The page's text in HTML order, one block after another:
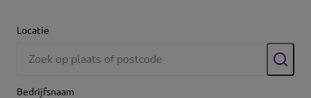
Locatie
Bedrijfsnaam